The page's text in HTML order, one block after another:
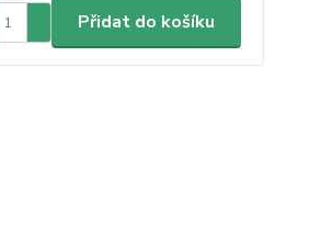
Přidat do košíku